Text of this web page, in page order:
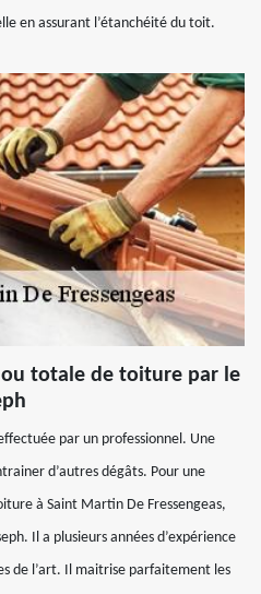
en assurant l’étanchéité du toit.
totale de toiture par le
par un professionnel. Une
d’autres dégâts. Pour une
à Saint Martin De Fressengeas,
Il a plusieurs années d’expérience
de l’art. Il maitrise parfaitement les